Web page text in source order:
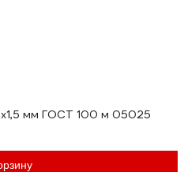
мм ГОСТ 100 м 05025